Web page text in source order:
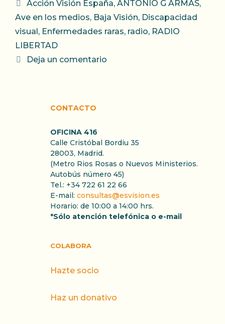
Acción Visión España, ANTONIO G ARMAS,
Ave en los medios, Baja Visión, Discapacidad
visual , Enfermedades raras, radio, RADIO
LIBERTAD
Deja un comentario
CONTACTO
OFICINA 416
Calle Cristóbal Bordiu 35
28003, Madrid.
(Metro Rios Rosas o Nuevos Ministerios.
Autobús número 45)
Tel.: +34 722 61 22 66
E-mail: consultas@esvision.es
Horario: de 10:00 a 14:00 hrs.
*Sólo atención telefónica o e-mail
COLABORA
Hazte socio
Haz un donativo